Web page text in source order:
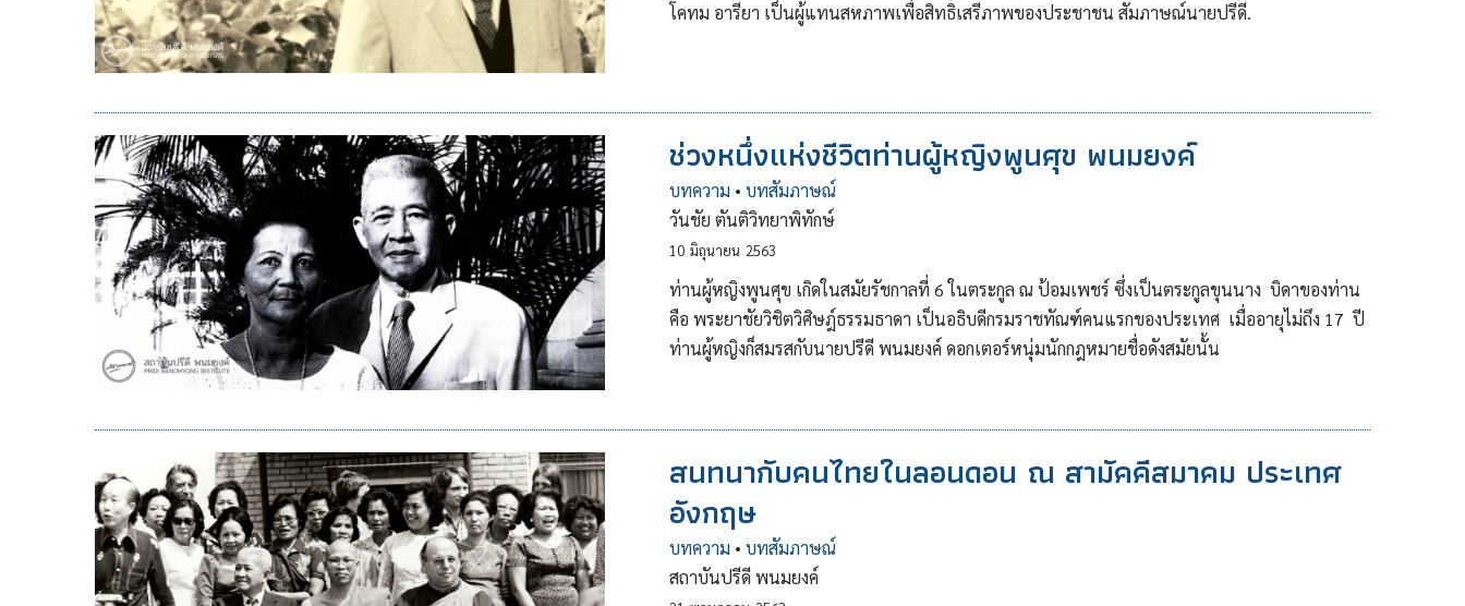
โคทม อารียา เป็นผู้แทนสหภาพเพื่อสิทธิเสรีภาพของประชาชน สัมภาษณ์นายปรีดี.
ช่วงหนึ่งแห่งชีวิตท่านผู้หญิงพูนศุข พนมยงค์
บทความ • บทสัมภาษณ์
วันชัย ตันติวิทยาพิทักษ์
10 มิถุนายน 2563
ท่านผู้หญิงพูนศุข เกิดในสมัยรัชกาลที่ 6 ในตระกูล ณ ป้อมเพชร์ ซึ่งเป็นตระกูลขุนนาง บิดาของท่าน
คือ พระยาชัยวิชิตวิศิษฎ์ธรรมธาดา เป็นอธิบดีกรมราชทัณฑ์คนแรกของประเทศ เมื่ออายุไม่ถึง 17 ปี
ท่านผู้หญิงก็สมรสกับนายปรีดี พนมยงค์ ดอกเตอร์หนุ่มนักกฎหมายชื่อดังสมัยนั้น
สนทนากับคนไทยในลอนดอน ณ สามัคคีสมาคม ประเทศ
อังกฤษ
บทความ • บทสัมภาษณ์
สถาบันปรีดี พนมยงค์